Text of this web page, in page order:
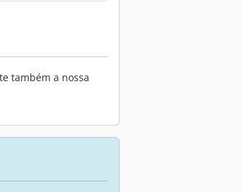
também a nossa